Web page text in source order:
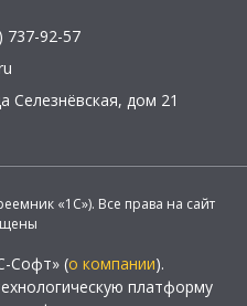
737-92-57
Селезнёвская, дом 21
«1С»). Все права на сайт
Софт» (о компании).
платформу